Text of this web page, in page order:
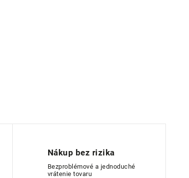
Nákup bez rizika
Bezproblémové a jednoduché
vrátenie tovaru